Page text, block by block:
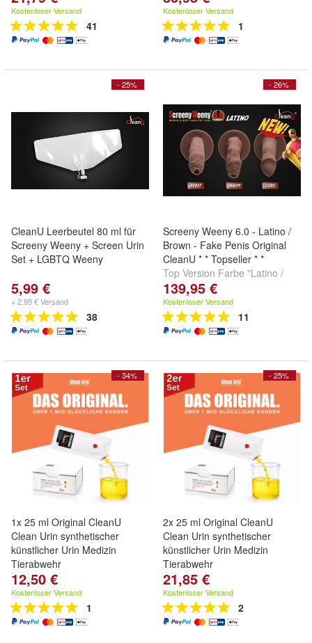
Kostenloser Versand
41
Kostenloser Versand
1
- 25%
CleanU Leerbeutel 80 ml für
Screeny Weeny + Screen Urin
Set + LGBTQ Weeny
5,99 €
+ 2,95 € Versand
38
- 26%
Screeny Weeny 6.0 - Latino /
Brown - Fake Penis Original
CleanU * * Topseller * *
Top Version Farbe "Latino /
Brown" in allen Penisformen
zum Bestpreis !!
139,95 €
Kostenloser Versand
11
- 34%
1x 25 ml Original CleanU
Clean Urin synthetischer
künstlicher Urin Medizin
Tierabwehr
12,50 €
Kostenloser Versand
1
- 25%
2x 25 ml Original CleanU
Clean Urin synthetischer
künstlicher Urin Medizin
Tierabwehr
21,85 €
Kostenloser Versand
2